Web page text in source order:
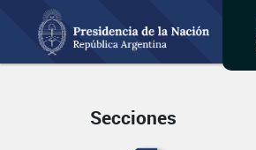
Secciones